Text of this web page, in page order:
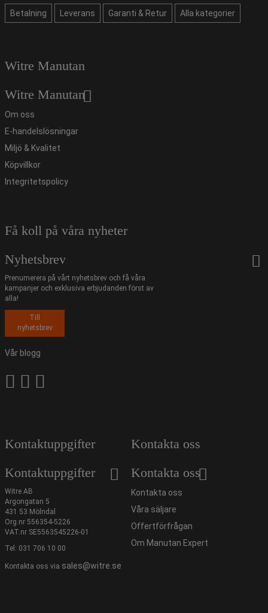
Betalning Leverans Garanti & Retur Alla kategorier
Witre Manutan
Witre Manutan
Om oss
E-handelslösningar
Miljö & Kvalitet
Köpvillkor
Integritetspolicy
Få koll på våra nyheter
Nyhetsbrev
Prenumerera på vårt nyhetsbrev och få våra
kampanjer och exklusiva erbjudanden först av
alla!
Till
nyhetsbrev
Vår blogg
Kontaktuppgifter
Kontaktuppgifter
Witre AB
Argongatan 5
431 53 Mölndal
Org.nr 556354-5226
VAT.nr SE5563545226-01
Tel: 031 706 10 00
Kontakta oss via sales@witre.se
Kontakta oss
Kontakta oss
Kontakta oss
Våra säljare
Offertförfrågan
Om Manutan Expert